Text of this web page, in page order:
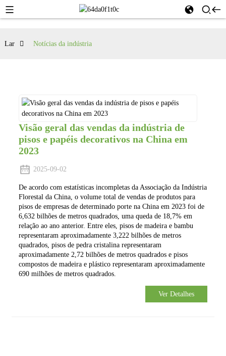
Lar Notícias da indústria
Visão geral das vendas da indústria de
pisos e papéis decorativos na China em
2023
2025-09-02
De acordo com estatísticas incompletas da Associação da Indústria
Florestal da China, o volume total de vendas de produtos para
pisos de empresas de determinado porte na China em 2023 foi de
6,632 bilhões de metros quadrados, uma queda de 18,7% em
relação ao ano anterior. Entre eles, pisos de madeira e bambu
representaram aproximadamente 3,222 bilhões de metros
quadrados, pisos de pedra cristalina representaram
aproximadamente 2,72 bilhões de metros quadrados e pisos
compostos de madeira e plástico representaram aproximadamente
690 milhões de metros quadrados.
Ver Detalhes